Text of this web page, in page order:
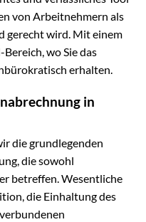
von Arbeitnehmern als
gerecht wird. Mit einem
wo Sie das
erhalten.
in
die grundlegenden
die sowohl
betreffen. Wesentliche
die Einhaltung des